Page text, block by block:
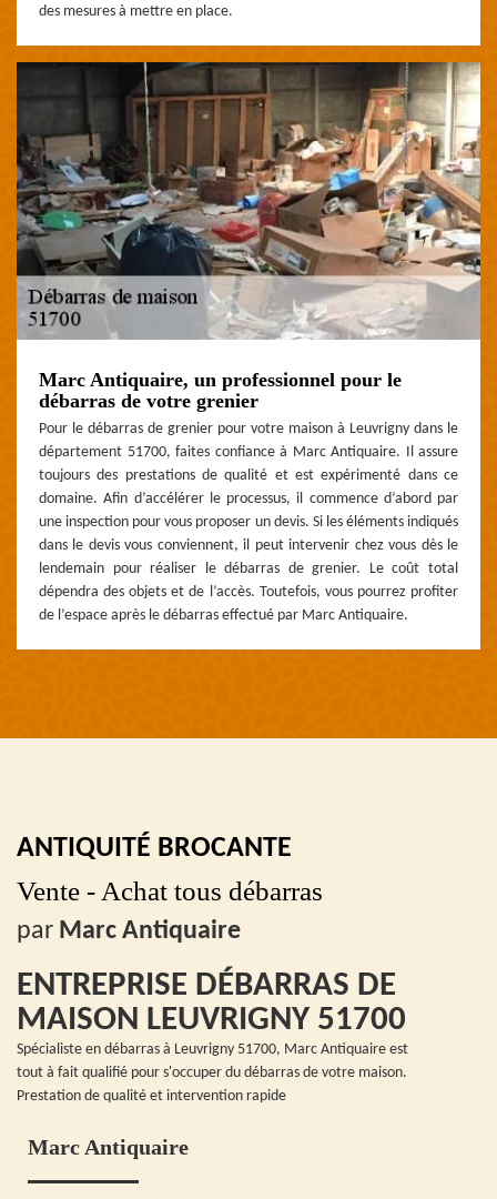
des mesures à mettre en place.
Marc Antiquaire, un professionnel pour le
débarras de votre grenier
Pour le débarras de grenier pour votre maison à Leuvrigny dans le
département 51700, faites confiance à Marc Antiquaire. Il assure
toujours des prestations de qualité et est expérimenté dans ce
domaine. Afin d’accélérer le processus, il commence d’abord par
une inspection pour vous proposer un devis. Si les éléments indiqués
dans le devis vous conviennent, il peut intervenir chez vous dès le
lendemain pour réaliser le débarras de grenier. Le coût total
dépendra des objets et de l’accès. Toutefois, vous pourrez profiter
de l’espace après le débarras effectué par Marc Antiquaire.
ANTIQUITÉ BROCANTE
Vente - Achat tous débarras
par Marc Antiquaire
ENTREPRISE DÉBARRAS DE
MAISON LEUVRIGNY 51700
Spécialiste en débarras à Leuvrigny 51700, Marc Antiquaire est
tout à fait qualifié pour s'occuper du débarras de votre maison.
Prestation de qualité et intervention rapide
Marc Antiquaire